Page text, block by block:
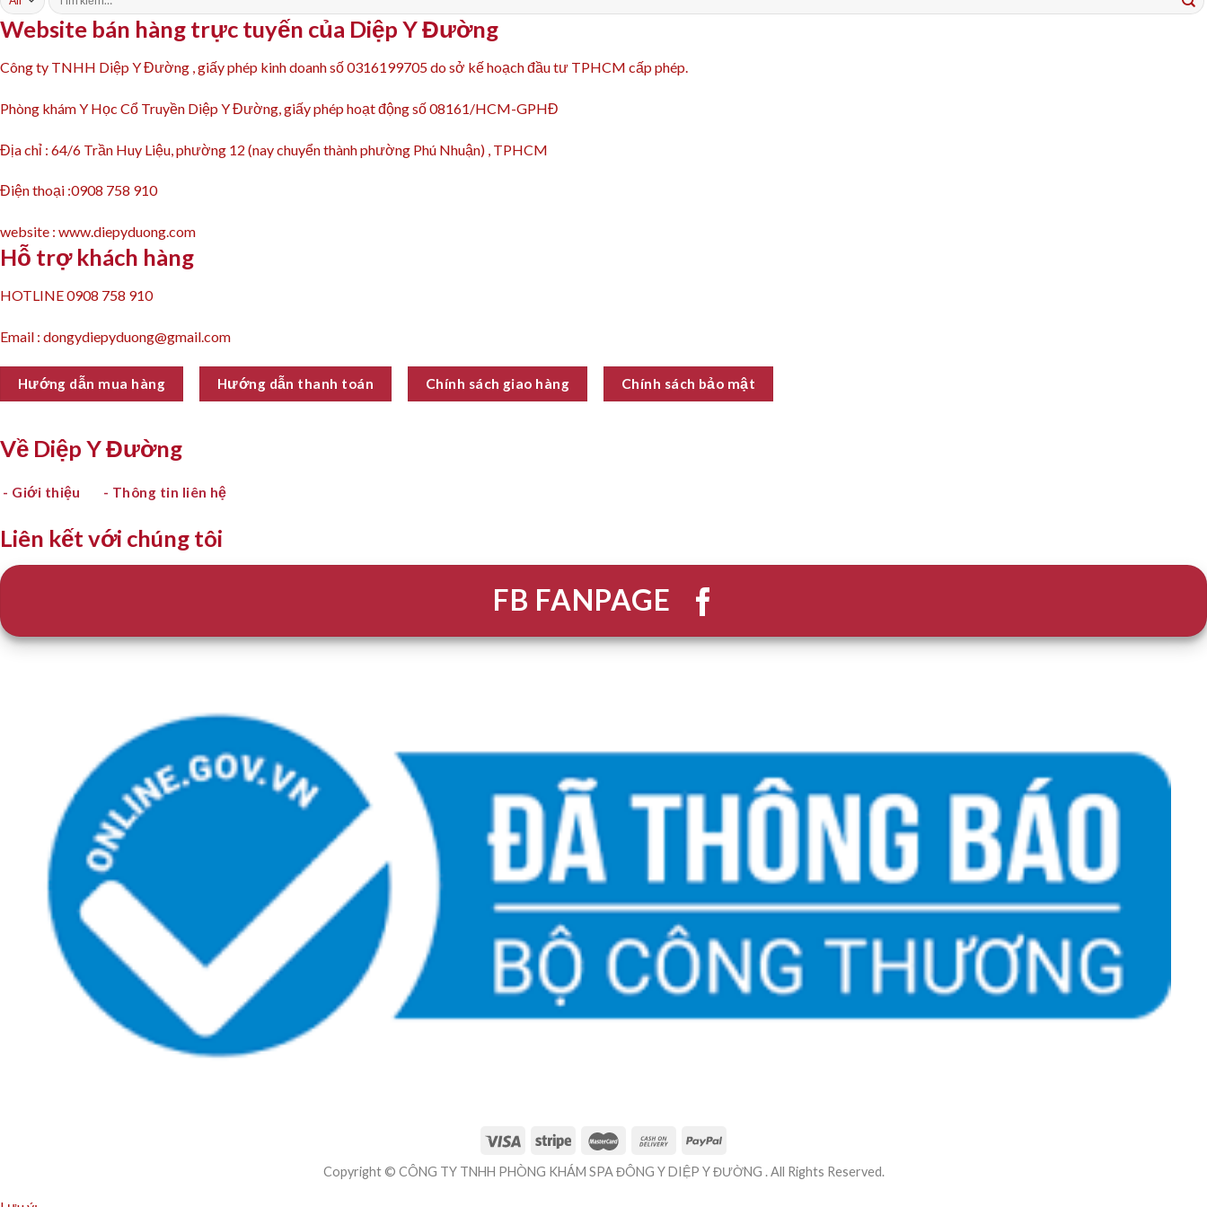
kiếm:
Website bán hàng trực tuyến của Diệp Y Đường
Công ty TNHH Diệp Y Đường , giấy phép kinh doanh số 0316199705 do sở kế hoạch đầu tư TPHCM cấp phép.
Phòng khám Y Học Cổ Truyền Diệp Y Đường, giấy phép hoạt động số 08161/HCM-GPHĐ
Địa chỉ : 64/6 Trần Huy Liệu, phường 12 (nay chuyển thành phường Phú Nhuận) , TPHCM
Điện thoại :0908 758 910
website : www.diepyduong.com
Hỗ trợ khách hàng
HOTLINE 0908 758 910
Email : dongydiepyduong@gmail.com
Hướng dẫn mua hàng Hướng dẫn thanh toán Chính sách giao hàng Chính sách bảo mật
Về Diệp Y Đường
- Giới thiệu - Thông tin liên hệ
Liên kết với chúng tôi
FB FANPAGE
Copyright © CÔNG TY TNHH PHÒNG KHÁM SPA ĐÔNG Y DIỆP Y ĐƯỜNG . All Rights Reserved.